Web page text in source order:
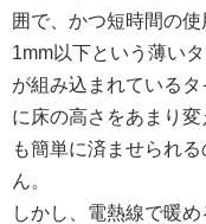
囲で、かつ短時間の
1mm以下という薄い
が組み込まれている
に床の高さをあまり
も簡単に済ませられ
ん。
しかし、電熱線で暖